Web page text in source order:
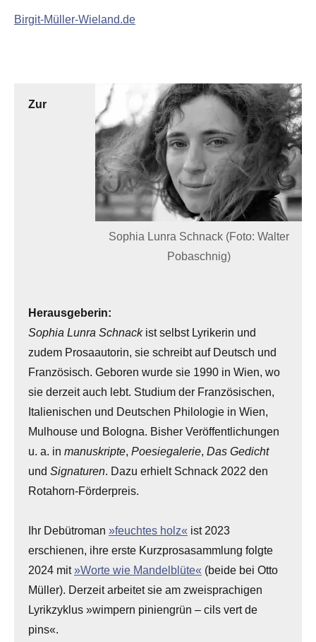
Birgit-Müller-Wieland.de
Sophia Lunra Schnack (Foto: Walter
Pobaschnig)
Zur
Herausgeberin:
Sophia Lunra Schnack ist selbst Lyrikerin und
zudem Prosaautorin, sie schreibt auf Deutsch und
Französisch. Geboren wurde sie 1990 in Wien, wo
sie derzeit auch lebt. Studium der Französischen,
Italienischen und Deutschen Philologie in Wien,
Mulhouse und Bologna. Bisher Veröffentlichungen
u. a. in manuskripte, Poesiegalerie, Das Gedicht
und Signaturen. Dazu erhielt Schnack 2022 den
Rotahorn-Förderpreis.
Ihr Debütroman »feuchtes holz« ist 2023
erschienen, ihre erste Kurzprosasammlung folgte
2024 mit»Worte wie Mandelblüte« (beide bei Otto
Müller). Derzeit arbeitet sie am zweisprachigen
Lyrikzyklus »wimpern piniengrün – cils vert de
pins«.